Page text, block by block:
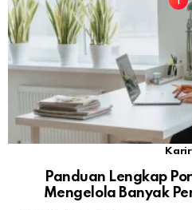
Karir
Panduan Lengkap
Mengelola Banyak